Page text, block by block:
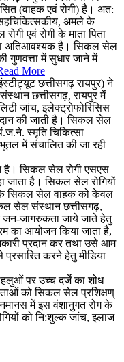
(वाहक एवं रोगी) है। अत:
अमले के
एवं रोगी के माता पिता
अतिआवश्यक है। सिकल सेल
गुणवत्ता में सुधार जाने में
More
छत्तीसगढ़ रायपुर) ने
छत्तीसगढ़, रायपुर में
जांच, इलेक्ट्रोफोरिसिस
की जाती है। सिकल सेल
स्मृति चिकित्सा
भूतल में संचालित की जा रही
है। सिकल सेल रोगी एसएस
है। सिकल सेल रोगियों
सिकल सेल वाहक को केवल
सेल संस्थान छत्तीसगढ़,
जन-जागरुकता जाये जाते हेतु
का आयोजन किया जाता है,
प्रदान कर तथा उसे आम
करने हेतु मीडिया
पर उच्च दर्जे का शोध
को सिकल सेल प्रशिक्षण्
में इस वंशानुगत रोग के
को नि:शुल्क जांच, इलाज